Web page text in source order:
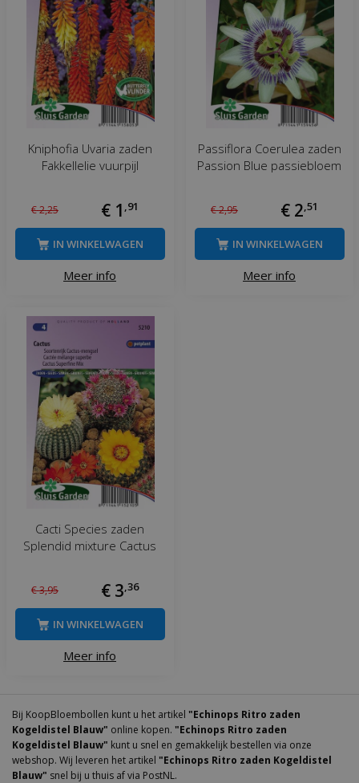
Kniphofia Uvaria zaden
Fakkellelie vuurpijl
€2,25 € 1 ,91
Meer info
IN WINKELWAGEN
Passiflora Coerulea zaden
Passion Blue passiebloem
€2,95 € 2,51
Meer info
IN WINKELWAGEN
Cacti Species zaden
Splendid mixture Cactus
€3,95 € 3,36
Meer info
IN WINKELWAGEN
Bij KoopBloembollen kunt u het artikel "Echinops Ritro zaden
Kogeldistel Blauw" online kopen. "Echinops Ritro zaden
Kogeldistel Blauw" kunt u snel en gemakkelijk bestellen via onze
webshop. Wij leveren het artikel "Echinops Ritro zaden Kogeldistel
Blauw" snel bij u thuis af via PostNL.